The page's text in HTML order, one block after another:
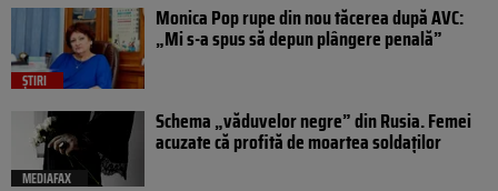
ȘTIRI
Monica Pop rupe din nou tăcerea după AVC:
„Mi s-a spus să depun plângere penală”
MEDIAFAX
Schema „văduvelor negre” din Rusia. Femei
acuzate că profită de moartea soldaților